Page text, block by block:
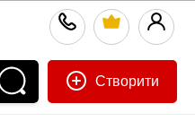
Створити